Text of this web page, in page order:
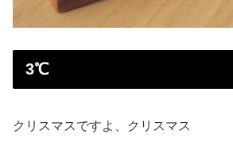
3℃
クリスマスですよ、クリスマス